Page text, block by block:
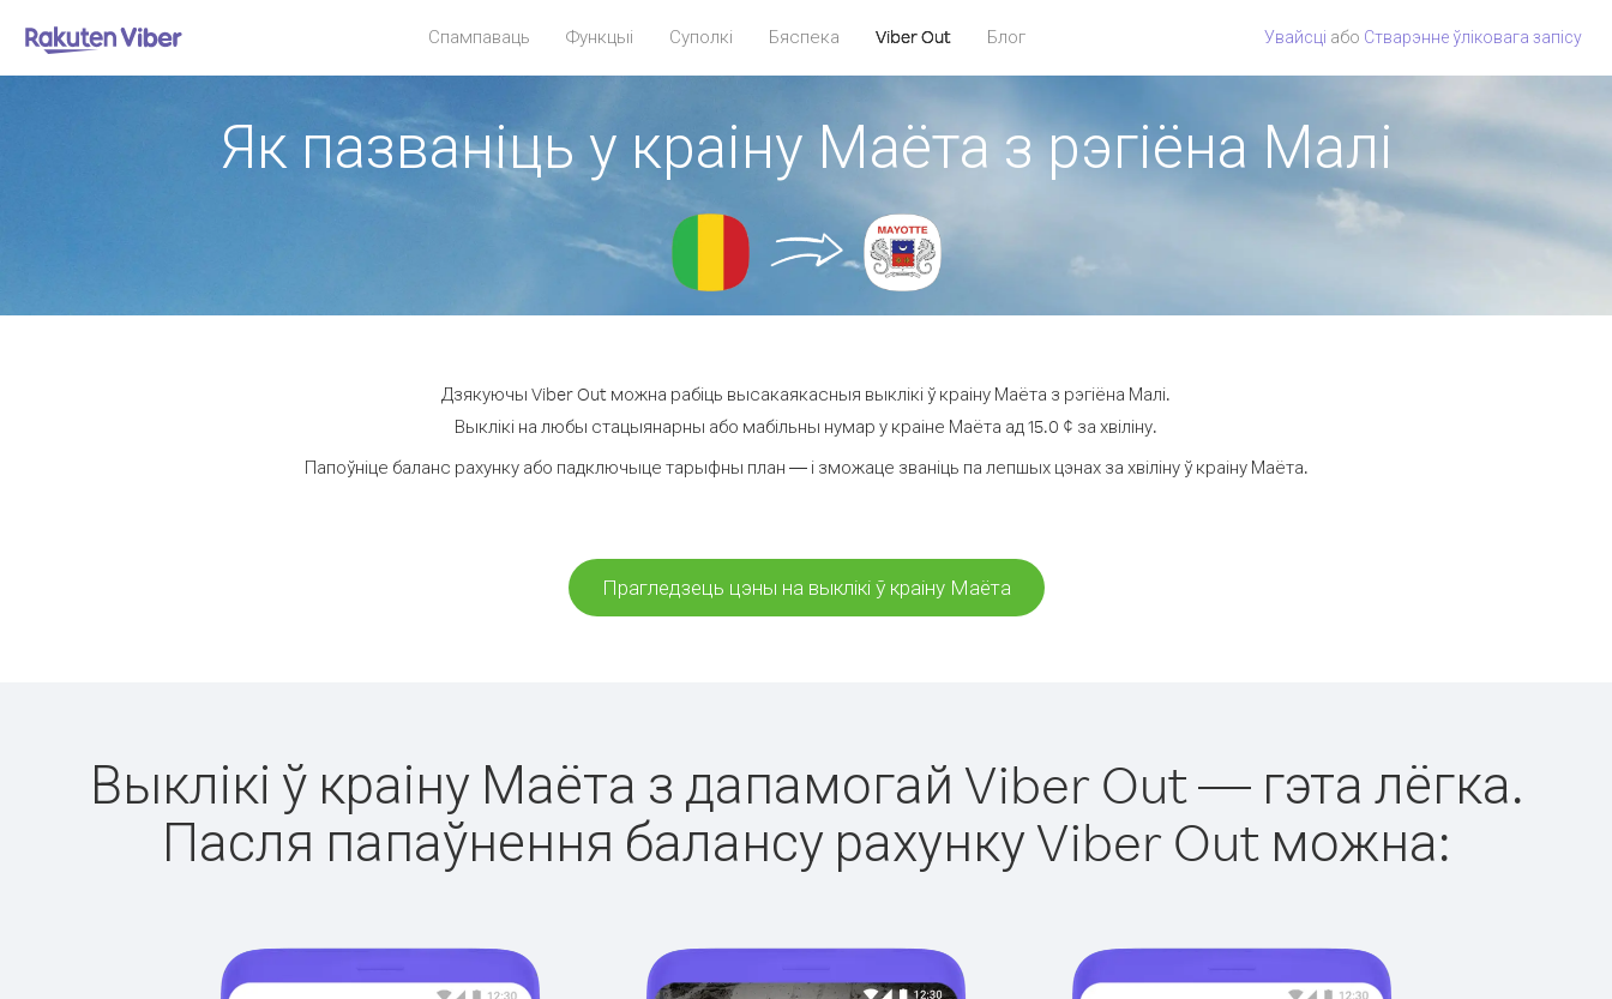
Спампаваць Функцыі Суполкі Бяспека Viber Out Блог Увайсці або Стварэнне ўліковага запісу
Як пазваніць у краіну Маёта з рэгіёна Малі
Дзякуючы Viber Out можна рабіць высакаякасныя выклікі ў краіну Маёта з рэгіёна Малі.
Выклікі на любы стацыянарны або мабільны нумар у краіне Маёта ад 15.0 ¢ за хвіліну.
Папоўніце баланс рахунку або падключыце тарыфны план — і зможаце званіць па лепшых цэнах за хвіліну ў краіну Маёта.
Прагледзець цэны на выклікі ў краіну Маёта
Выклікі ў краіну Маёта з дапамогай Viber Out — гэта лёгка.
Пасля папаўнення балансу рахунку Viber Out можна: